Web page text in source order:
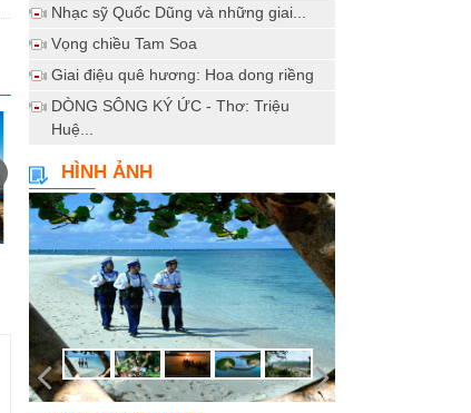
Chùm ảnh “Kéo lưới rùng”
của NSNA...
ĐỒNG ĐỘI ƠI, CÁC ANH ĐÃ
TRỞ VỀ!
Nhạc sỹ Quốc Dũng và những giai...
Vọng chiều Tam Soa
Giai điệu quê hương: Hoa dong riềng
DÒNG SÔNG KÝ ỨC - Thơ: Triệu
Huệ...
HÌNH ẢNH